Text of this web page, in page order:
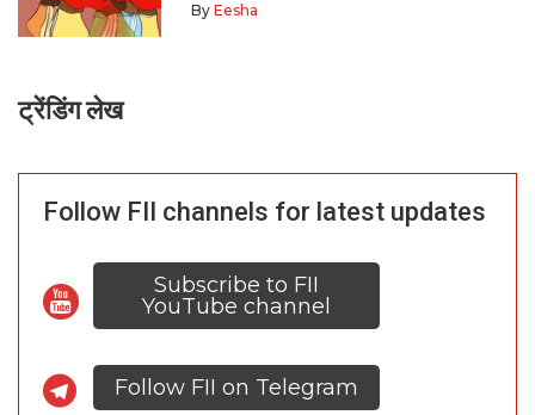
By Eesha
ट्रेंडिंग लेख
Follow FII channels for latest updates
Subscribe to FII
YouTube channel
Follow FII on Telegram